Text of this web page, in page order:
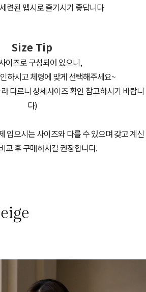
련된 맵시로 즐기시기 좋답니다
Size Tip
이즈로 구성되어 있으니,
하시고 체형에 맞게 선택해주세요~
다르니 상세사이즈 확인 참고하시기 바랍니
다)
입으시는 사이즈와 다를 수 있으며 갖고 계신
교 후 구매하시길 권장합니다.